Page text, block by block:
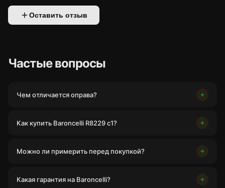
Оставить отзыв
Частые вопросы
Чем отличается оправа?
Как купить Baroncelli R8229 c1?
Можно ли примерить перед покупкой?
Какая гарантия на Baroncelli?